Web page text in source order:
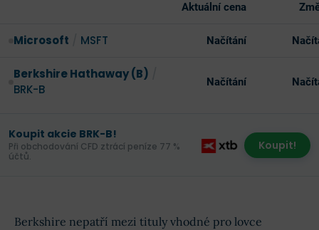
Aktuální cena
Microsoft MSFT Načítání
Berkshire Hathaway (B)
BRK-B
Načítání
Koupit akcie BRK-B!
Při obchodování CFD ztrácí peníze 77 %
účtů.
Koupit!
Berkshire nepatří mezi tituly vhodné pro lovce